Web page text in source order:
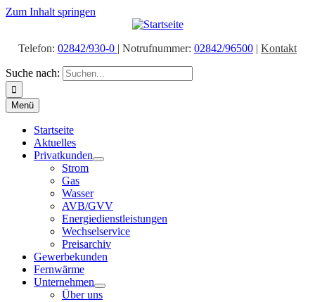
Zum Inhalt springen
Telefon: 02842/930-0 | Notrufnummer: 02842/96500 | Kontakt
Suche nach:
Menü
Startseite
Aktuelles
Privatkunden
Strom
Gas
Wasser
AVB/GVV
Energiedienstleistungen
Wechselservice
Preisarchiv
Gewerbekunden
Fernwärme
Unternehmen
Über uns